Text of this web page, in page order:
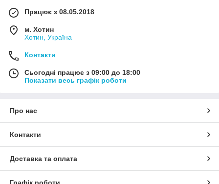
Працює з 08.05.2018
м. Хотин
Хотин, Україна
Контакти
Сьогодні працює з 09:00 до 18:00
Показати весь графік роботи
Про нас
Контакти
Доставка та оплата